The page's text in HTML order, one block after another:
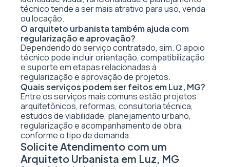
técnico tende a ser mais atrativo para uso, venda
ou locação.
O arquiteto urbanista também ajuda com
regularização e aprovação?
Dependendo do serviço contratado, sim. O apoio
técnico pode incluir orientação, compatibilização
e suporte em etapas relacionadas à
regularização e aprovação de projetos.
Quais serviços podem ser feitos em Luz, MG?
Entre os serviços mais comuns estão projetos
arquitetônicos, reformas, consultoria técnica,
estudos de viabilidade, planejamento urbano,
regularização e acompanhamento de obra,
conforme o tipo de demanda.
Solicite Atendimento com um
Arquiteto Urbanista em Luz, MG